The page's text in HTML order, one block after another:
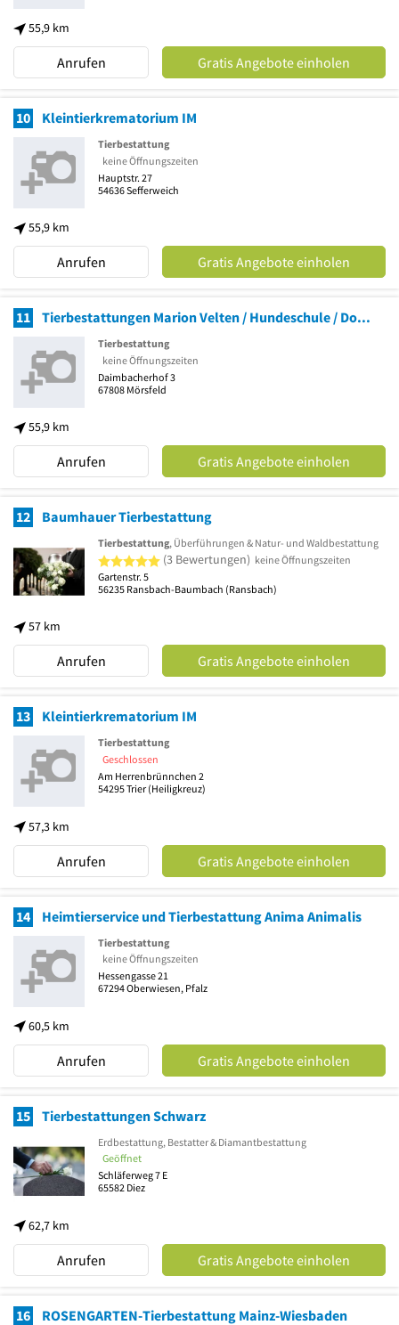
55,9 km
Anrufen Gratis Angebote einholen
10 Kleintierkrematorium IM
55,9 km
Tierbestattung
keine Öffnungszeiten
Hauptstr. 27
54636Sefferweich
Anrufen Gratis Angebote einholen
11 Tierbestattungen Marion Velten / Hundeschule / Dogs of Portugal
55,9 km
Tierbestattung
keine Öffnungszeiten
Daimbacherhof 3
67808 Mörsfeld
Anrufen Gratis Angebote einholen
12 Baumhauer Tierbestattung
57 km
Tierbestattung, Überführungen & Natur- und Waldbestattung
5 von 5 Sternen
(3 Bewertungen) keine Öffnungszeiten
Gartenstr. 5
56235 Ransbach-Baumbach (Ransbach)
Anrufen Gratis Angebote einholen
13 Kleintierkrematorium IM
57,3 km
Tierbestattung
Geschlossen
Am Herrenbrünnchen 2
54295Trier(Heiligkreuz)
Anrufen Gratis Angebote einholen
14 Heimtierservice und Tierbestattung Anima Animalis
60,5 km
Tierbestattung
keine Öffnungszeiten
Hessengasse 21
67294Oberwiesen, Pfalz
Anrufen Gratis Angebote einholen
15 Tierbestattungen Schwarz
62,7 km
Erdbestattung, Bestatter & Diamantbestattung
Geöffnet
Schläferweg 7 E
65582 Diez
Anrufen Gratis Angebote einholen
16 ROSENGARTEN-Tierbestattung Mainz-Wiesbaden